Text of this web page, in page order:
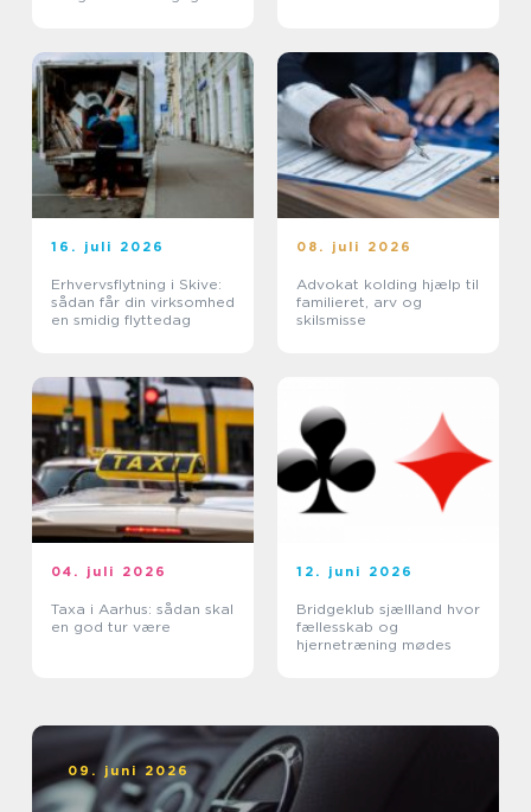
16. juli 2026
Erhvervsflytning i Skive:
sådan får din virksomhed
en smidig flyttedag
08. juli 2026
Advokat kolding hjælp til
familieret, arv og
skilsmisse
04. juli 2026
Taxa i Aarhus: sådan skal
en god tur være
12. juni 2026
Bridgeklub sjællland hvor
fællesskab og
hjernetræning mødes
09. juni 2026